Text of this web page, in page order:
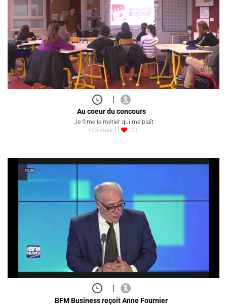
|
Au coeur du concours
Je filme le métier qui me plaît
465 vues
13
|
BFM Business reçoit Anne Fournier